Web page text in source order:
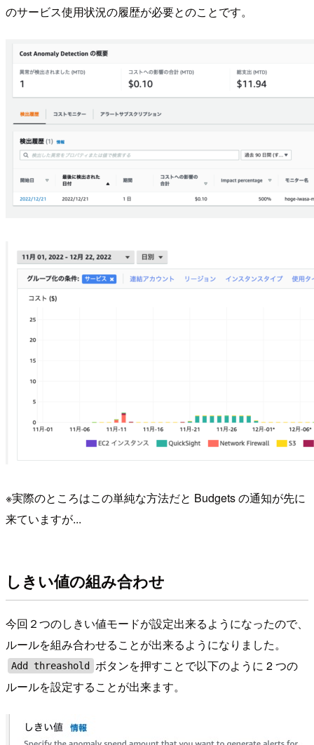
のサービス使用状況の履歴が必要とのことです。
※実際のところはこの単純な方法だと Budgets の通知が先に
来ていますが...
しきい値の組み合わせ
今回２つのしきい値モードが設定出来るようになったので、
ルールを組み合わせることが出来るようになりました。
Add threashold
ボタンを押すことで以下のように 2 つの
ルールを設定することが出来ます。